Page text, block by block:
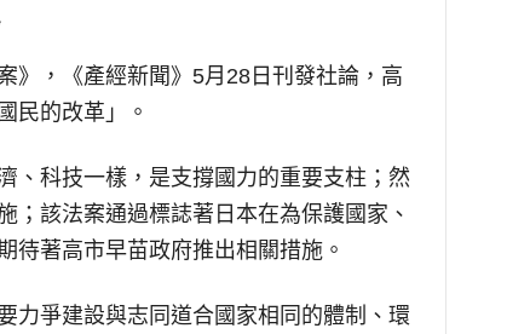
》，《產經新聞》5月28日刊發社論，高
民的改革」。
、科技一樣，是支撐國力的重要支柱；然
；該法案通過標誌著日本在為保護國家、
待著高市早苗政府推出相關措施。
力爭建設與志同道合國家相同的體制、環